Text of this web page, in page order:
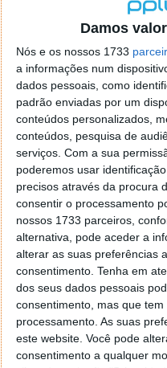
Damos
Nós e os nossos 1733
a informações num
dados pessoais, como
padrão enviadas por um
conteúdos personalizados,
conteúdos, pesquisa de
serviços. Com a sua
poderemos usar
precisos através da procura
consentir o processamento
nossos 1733 parceiros,
alternativa, pode aceder a
alterar as suas preferências
consentimento. Tenha em
dos seus dados pessoais
consentimento, mas que
processamento. As suas
este website. Você pode
consentimento a qualquer
O problema do
com a sua
ser dominado. Isto,
um fio através dos
crucial garantir que
cirurgiões capacitados
estão normalmente
e, por isso, pacientes
remotos demoram
socorridos. Esta
paciente, diminui a
disponível para que o
salvar a sua vida ou